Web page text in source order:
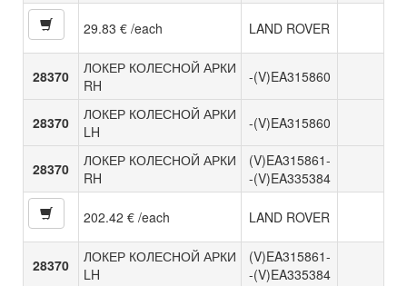
29.83 € /each LAND ROVER
28370
ЛОКЕР КОЛЕСНОЙ АРКИ
RH
-(V)EA315860
28370
ЛОКЕР КОЛЕСНОЙ АРКИ
LH
-(V)EA315860
28370
ЛОКЕР КОЛЕСНОЙ АРКИ
RH
(V)EA315861-
-(V)EA335384
202.42 € /each LAND ROVER
28370
ЛОКЕР КОЛЕСНОЙ АРКИ
LH
(V)EA315861-
-(V)EA335384